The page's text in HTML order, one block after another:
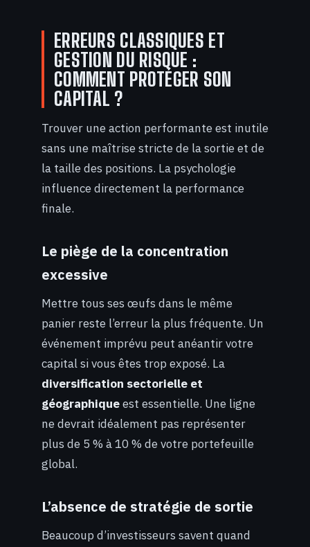
ERREURS CLASSIQUES ET
GESTION DU RISQUE :
COMMENT PROTÉGER SON
CAPITAL ?
Trouver une action performante est inutile
sans une maîtrise stricte de la sortie et de
la taille des positions. La psychologie
influence directement la performance
finale.
Le piège de la concentration
excessive
Mettre tous ses œufs dans le même
panier reste l’erreur la plus fréquente. Un
événement imprévu peut anéantir votre
capital si vous êtes trop exposé. La
diversification sectorielle et
géographiqueest essentielle. Une ligne
ne devrait idéalement pas représenter
plus de 5 % à 10 % de votre portefeuille
global.
L’absence de stratégie de sortie
Beaucoup d’investisseurs savent quand